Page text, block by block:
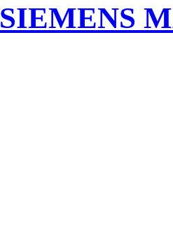
SIEMENS